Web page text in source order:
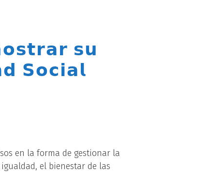
𝘀𝘂
𝗦𝗼𝗰𝗶𝗮𝗹
en la forma de gestionar la
el bienestar de las